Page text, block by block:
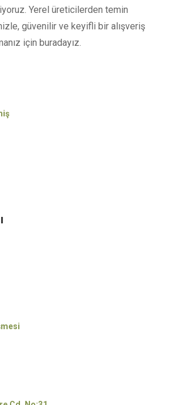
Yerel üreticilerden temin
güvenilir ve keyifli bir alışveriş
için buradayız.